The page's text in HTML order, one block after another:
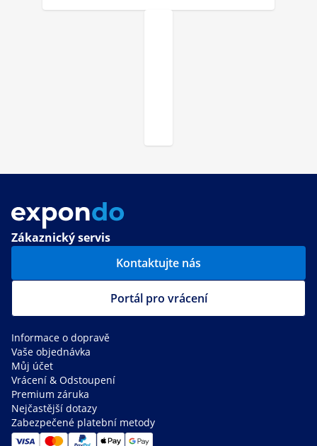
Zákaznický servis
Kontaktujte nás
Portál pro vrácení
Informace o dopravě
Vaše objednávka
Můj účet
Vrácení & Odstoupení
Premium záruka
Nejčastější dotazy
Zabezpečené platební metody